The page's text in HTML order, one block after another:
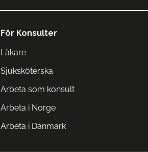
För Konsulter
Läkare
Sjuksköterska
Arbeta som konsult
Arbeta i Norge
Arbeta i Danmark